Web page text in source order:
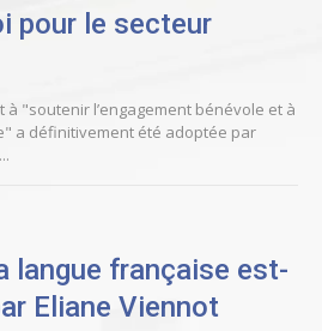
pour le secteur
"soutenir l’engagement bénévole et à
a définitivement été adoptée par
langue française est-
Eliane Viennot